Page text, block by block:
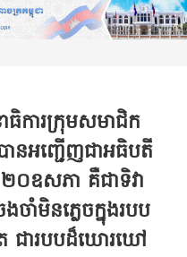
ធិការក្រុមសមាជិក
ានអញ្ជើញជាអធិបតី
២០ឧសភា គឺជាទិវា
ចាំមិនភ្លេចក្នុងរបប
ារបបដ៏ឃោរឃៅ